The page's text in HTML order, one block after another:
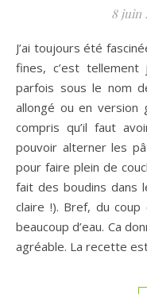
8 juin
J’ai toujours été fascinée par les cakes aux marbrures ultra
fines, c’est
parfois sous le nom
allongé ou en version
compris qu’il faut
pouvoir alterner les
pour faire plein de
fait des boudins dans
claire !). Bref, du
beaucoup d’eau. Ca
agréable. La recette